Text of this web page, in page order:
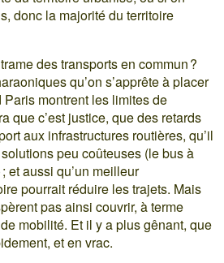
donc la majorité du territoire
des transports en commun ?
qu’on s’apprête à placer
montrent les limites de
que c’est justice, que des retards
aux infrastructures routières, qu’il
peu coûteuses (le bus à
et aussi qu’un meilleur
pourrait réduire les trajets. Mais
pas ainsi couvrir, à terme
mobilité. Et il y a plus gênant, que
et en vrac.